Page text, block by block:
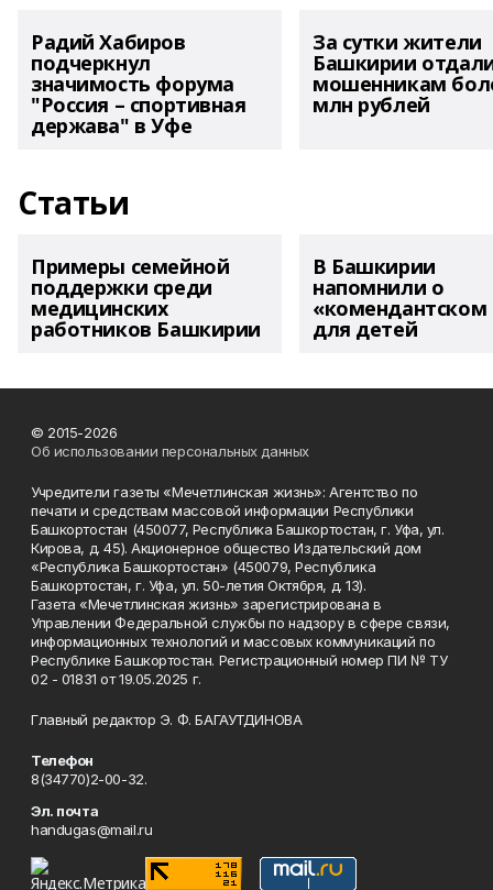
Радий Хабиров
подчеркнул
значимость форума
"Россия – спортивная
держава" в Уфе
За сутки жители
Башкирии
мошенникам
млн рублей
Статьи
Примеры семейной
поддержки среди
медицинских
работников Башкирии
В Башкирии
напомнили о
«комендантском
для детей
© 2015-2026
Об использовании персональных данных
Учредители газеты «Мечетлинская жизнь»: Агентство по
печати и средствам массовой информации Республики
Башкортостан (450077, Республика Башкортостан, г. Уфа, ул.
Кирова, д. 45). Акционерное общество Издательский дом
«Республика Башкортостан» (450079, Республика
Башкортостан, г. Уфа, ул. 50-летия Октября, д. 13).
Газета «Мечетлинская жизнь» зарегистрирована в
Управлении Федеральной службы по надзору в сфере связи,
информационных технологий и массовых коммуникаций по
Республике Башкортостан. Регистрационный номер ПИ № ТУ
02 - 01831 от 19.05.2025 г.
Главный редактор Э. Ф. БАГАУТДИНОВА
Телефон
8(34770)2-00-32.
Эл. почта
handugas@mail.ru